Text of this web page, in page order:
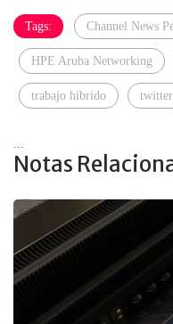
Tags: Channel News
HPE Aruba Networking
trabajo híbrido twitter
Notas